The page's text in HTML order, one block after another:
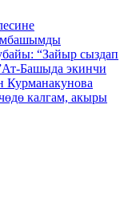
“Зайыр сыздап
Ат-Башыда экинчи
Курманакунова
калгам, акыры